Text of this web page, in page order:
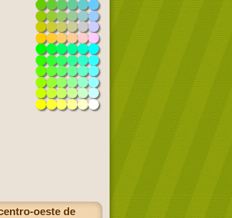
oeste de